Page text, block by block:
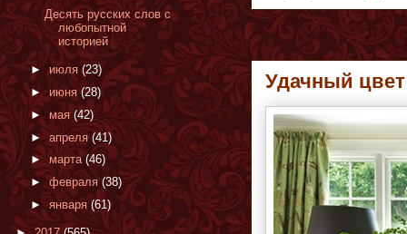
Удачный цвет
Десять русских слов с
любопытной
историей
►июля (23)
► июня(28)
► мая (42)
► апреля (41)
► марта(46)
►февраля (38)
► января (61)